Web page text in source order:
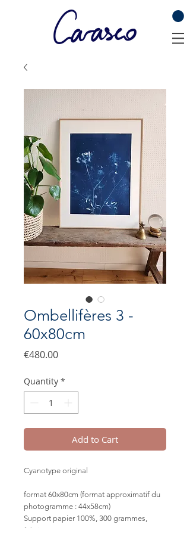
Ombellifères 3 -
60x80cm
€480.00Price
Quantity *
Add to Cart
Cyanotype original
format 60x80cm (format approximatif du
photogramme : 44x58cm)
Support papier 100%, 300 grammes,
fabriqué en France